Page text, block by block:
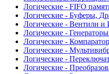
Логические - FIFO
Логические - Буферы,
Логические - Вентили и
Логические -
Логические -
Логические -
Логические -
Логические -